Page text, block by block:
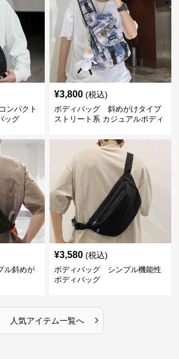
ンパクト
ッグ
¥3,800 (税込)
ボディバッグ 斜めがけタイプ
ストリート系 カジュアルボディ
ル斜めが
¥3,580 (税込)
ボディバッグ シンプル機能性
ボディバッグ
人気アイテム一覧へ ›